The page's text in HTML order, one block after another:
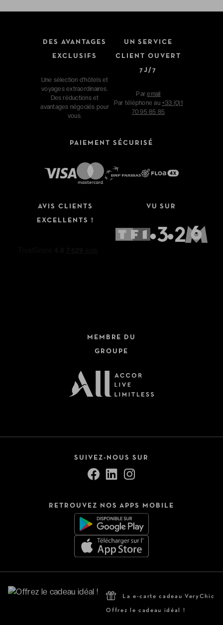
DES AVANTAGES
EXCLUSIFS
Une sélection d'hôtels et
voyages extraordinaires.
Des réductions et
avantages négociés pour
vous.
UN SERVICE
CLIENT OUVERT
7J/7
Paremail
Par téléphone au +33 (0)1
70 95 85 85
PAIEMENT SÉCURISÉ
AVIS CLIENTS
EXCELLENTS !
VU SUR
MEMBRE DU
GROUPE
SUIVEZ-NOUS SUR
RETROUVEZ NOS APPS MOBILE
La e-carte cadeau VeryChic
Offrez le cadeau idéal !